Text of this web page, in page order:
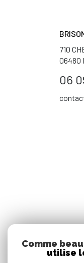
710
06480
06
Comme
utilise